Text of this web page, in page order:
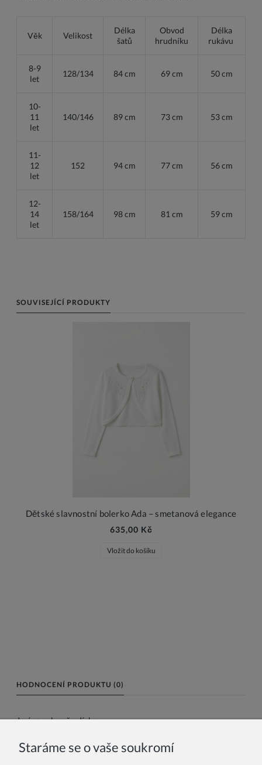
Věk Velikost
Délka
šatů
Obvod
hrudníku
Délka
rukávu
8-9
let
128/134 84 cm 69 cm 50 cm
10-
11
let
140/146 89 cm 73 cm 53 cm
11-
12
let
152 94 cm 77 cm 56 cm
12-
14
let
158/164 98 cm 81 cm 59 cm
SOUVISEJÍCÍ PRODUKTY
Dětské slavnostní bolerko Ada – smetanová elegance
635,00 Kč
Vložit do košíku
HODNOCENÍ PRODUKTU (0)
Jméno nebo přezdívka:
Staráme se o vaše soukromí